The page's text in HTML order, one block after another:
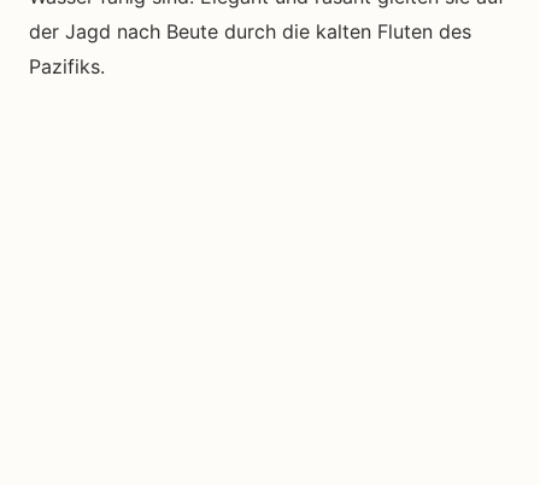
der Jagd nach Beute durch die kalten Fluten des
Pazifiks.